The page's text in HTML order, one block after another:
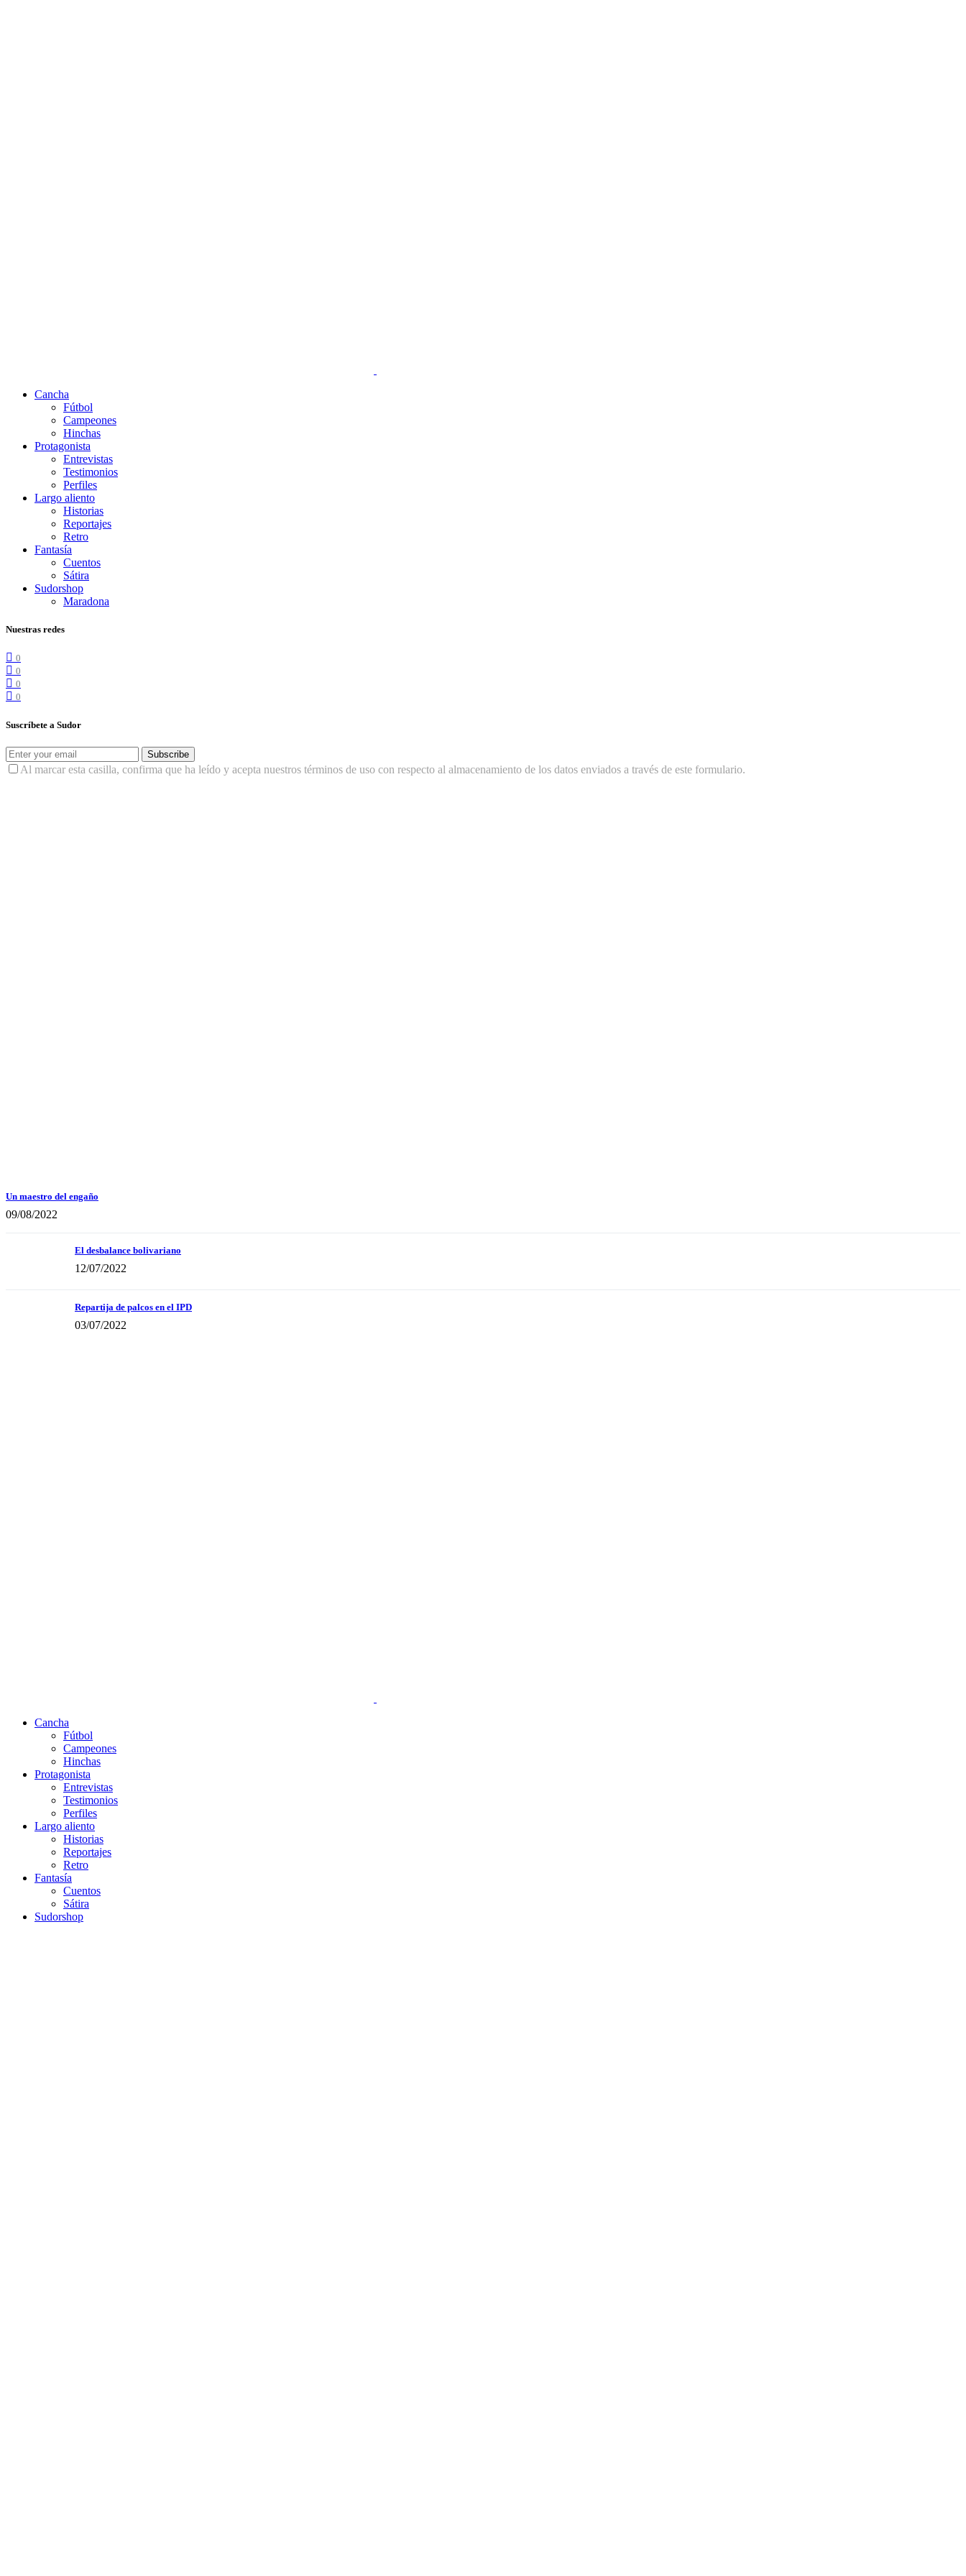
Cancha
Fútbol
Campeones
Hinchas
Protagonista
Entrevistas
Testimonios
Perfiles
Largo aliento
Historias
Reportajes
Retro
Fantasía
Cuentos
Sátira
Sudorshop
Maradona
Nuestras redes
0
0
0
0
Suscríbete a Sudor
Subscribe
Al marcar esta casilla, confirma que ha leído y acepta nuestros términos de uso con respecto al almacenamiento de los datos enviados a través de este formulario.
Un maestro del engaño
09/08/2022
El desbalance bolivariano
12/07/2022
Repartija de palcos en el IPD
03/07/2022
Cancha
Fútbol
Campeones
Hinchas
Protagonista
Entrevistas
Testimonios
Perfiles
Largo aliento
Historias
Reportajes
Retro
Fantasía
Cuentos
Sátira
Sudorshop